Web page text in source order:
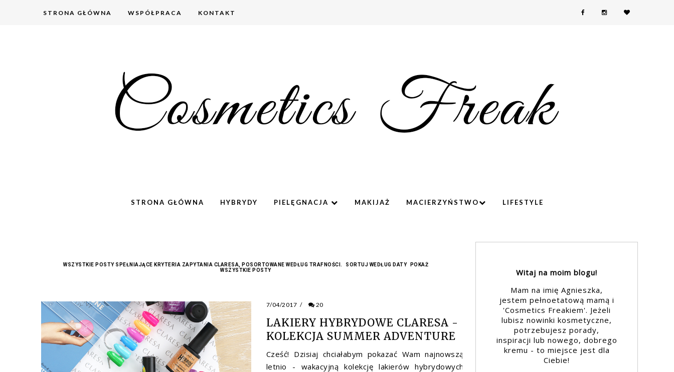
STRONA GŁÓWNA WSPÓŁPRACA KONTAKT
STRONA GŁÓWNA HYBRYDY PIELĘGNACJA MAKIJAŻ MACIERZYŃSTWO LIFESTYLE
WSZYSTKIE POSTY SPEŁNIAJĄCE KRYTERIA ZAPYTANIA CLARESA , POSORTOWANE WEDŁUG TRAFNOŚCI. SORTUJ WEDŁUG DATY
POKAŻ
WSZYSTKIE POSTY
7/04/2017 / 20
LAKIERY HYBRYDOWE CLARESA -
KOLEKCJA SUMMER ADVENTURE
Cześć! Dzisiaj chciałabym pokazać Wam najnowszą
letnio - wakacyjną kolekcję lakierów hybrydowych
Witaj na moim blogu!
Mam na imię Agnieszka,
jestem pełnoetatową mamą i
'Cosmetics Freakiem'. Jeżeli
lubisz nowinki kosmetyczne,
potrzebujesz porady,
inspiracji lub nowego, dobrego
kremu - to miejsce jest dla
Ciebie!